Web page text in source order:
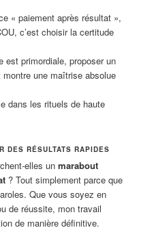
« paiement après résultat »,
c’est choisir la certitude
est primordiale, proposer un
une maîtrise absolue
dans les rituels de haute
DES RÉSULTATS RAPIDES
elles unmarabout
? Tout simplement parce que
Que vous soyez en
de réussite, mon travail
de manière définitive.